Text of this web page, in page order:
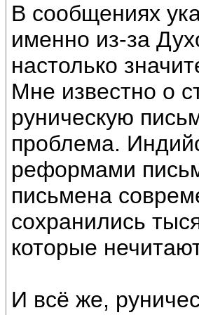
В сообщениях
именно из-за
настолько
Мне известно о
руническую
проблема.
реформами
письмена
сохранились
которые
И всё же,